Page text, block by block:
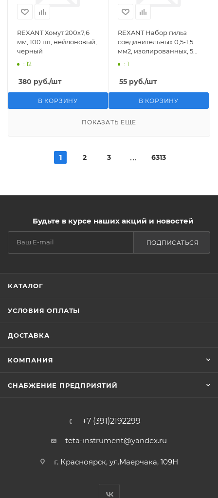
REXANT Хомут 200х7,6
мм, 100 шт, нейлоновый,
черный
: 12
380 руб./шт
В КОРЗИНУ
REXANT Набор гильз
соединительных 0,5-1,5
мм2, изолированных, 5
: 1
55 руб./шт
В КОРЗИНУ
ПОКАЗАТЬ ЕЩЕ
1 2 3 6313
Будьте в курсе наших акций и новостей
ПОДПИСАТЬСЯ
КАТАЛОГ
УСЛОВИЯ ОПЛАТЫ
ДОСТАВКА
КОМПАНИЯ
СНАБЖЕНИЕ ПРЕДПРИЯТИЙ
+7 (391)2192299
teta-instrument@yandex.ru
г. Красноярск, ул.Маерчака, 109Н